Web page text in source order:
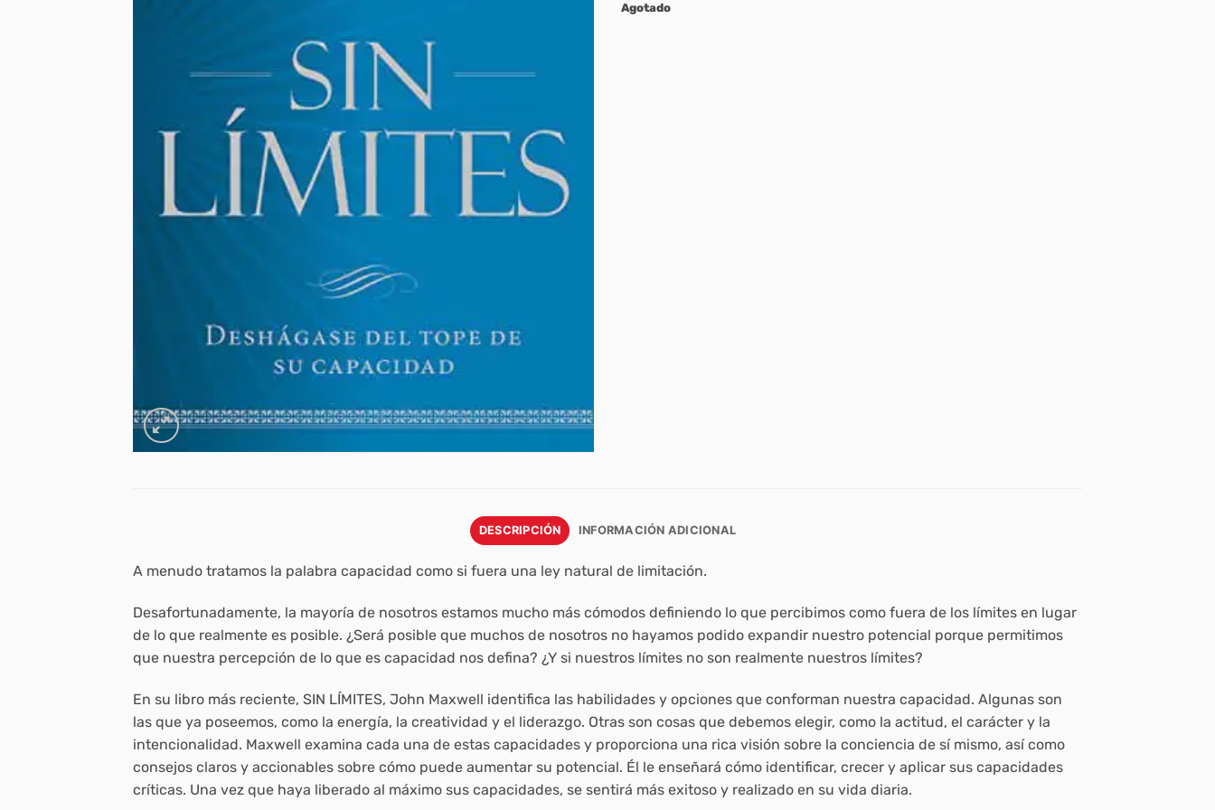
Agotado
DESCRIPCIÓN INFORMACIÓN ADICIONAL
A menudo tratamos la palabra capacidad como si fuera una ley natural de limitación.
Desafortunadamente, la mayoría de nosotros estamos mucho más cómodos definiendo lo que percibimos como fuera de los límites en lugar
de lo que realmente es posible. ¿Será posible que muchos de nosotros no hayamos podido expandir nuestro potencial porque permitimos
que nuestra percepción de lo que es capacidad nos defina? ¿Y si nuestros límites no son realmente nuestros límites?
En su libro más reciente, SIN LÍMITES, John Maxwell identifica las habilidades y opciones que conforman nuestra capacidad. Algunas son
las que ya poseemos, como la energía, la creatividad y el liderazgo. Otras son cosas que debemos elegir, como la actitud, el carácter y la
intencionalidad. Maxwell examina cada una de estas capacidades y proporciona una rica visión sobre la conciencia de sí mismo, así como
consejos claros y accionables sobre cómo puede aumentar su potencial. Él le enseñará cómo identificar, crecer y aplicar sus capacidades
críticas. Una vez que haya liberado al máximo sus capacidades, se sentirá más exitoso y realizado en su vida diaria.